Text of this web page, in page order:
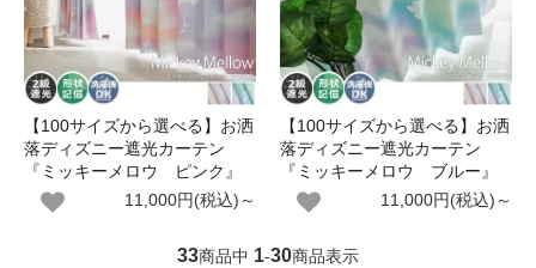
【100サイズから選べる】お洒
落ディズニー遮光カーテン
『ミッキーメロウ ピンク』
11,000円(税込)～
【100サイズから選べる】お洒
落ディズニー遮光カーテン
『ミッキーメロウ ブルー』
11,000円(税込)～
33商品中 1-30商品表示